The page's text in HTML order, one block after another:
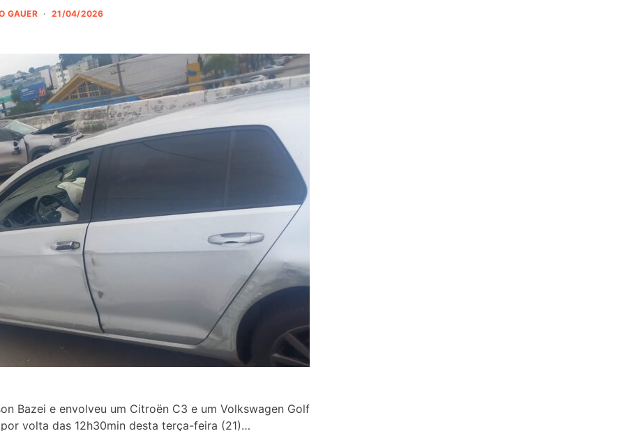
GAUER 21/04/2026
Bazei e envolveu um Citroën C3 e um Volkswagen Golf
volta das 12h30min desta terça-feira (21)…